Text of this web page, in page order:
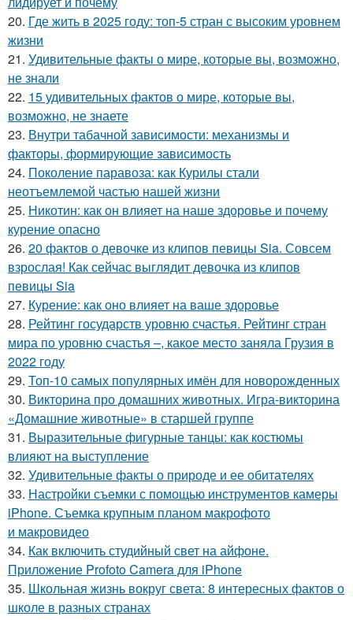
20. Где жить в 2025 году: топ-5 стран с высоким уровнем
жизни
21. Удивительные факты о мире, которые вы, возможно,
не знали
22. 15 удивительных фактов о мире, которые вы,
возможно, не знаете
23. Внутри табачной зависимости: механизмы и
факторы, формирующие зависимость
24. Поколение паравоза: как Курилы стали
неотъемлемой частью нашей жизни
25. Никотин: как он влияет на наше здоровье и почему
курение опасно
26. 20 фактов о девочке из клипов певицы Sia. Совсем
взрослая! Как сейчас выглядит девочка из клипов
певицы Sia
27. Курение: как оно влияет на ваше здоровье
28. Рейтинг государств уровню счастья. Рейтинг стран
мира по уровню счастья –, какое место заняла Грузия в
2022 году
29. Топ-10 самых популярных имён для новорожденных
30. Викторина про домашних животных. Игра-викторина
«Домашние животные» в старшей группе
31. Выразительные фигурные танцы: как костюмы
влияют на выступление
32. Удивительные факты о природе и ее обитателях
33. Настройки съемки с помощью инструментов камеры
iPhone. Съемка крупным планом макрофото
и макровидео
34. Как включить студийный свет на айфоне.
Приложение Profoto Camera для iPhone
35. Школьная жизнь вокруг света: 8 интересных фактов о
школе в разных странах